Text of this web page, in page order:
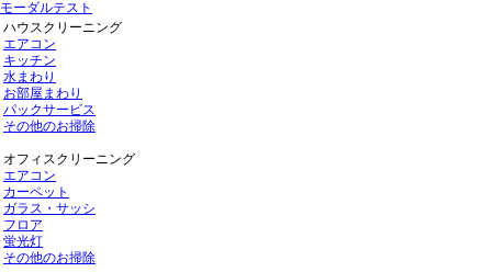
モーダルテスト
ハウスクリーニング
エアコン
キッチン
水まわり
お部屋まわり
パックサービス
その他のお掃除
オフィスクリーニング
エアコン
カーペット
ガラス・サッシ
フロア
蛍光灯
その他のお掃除